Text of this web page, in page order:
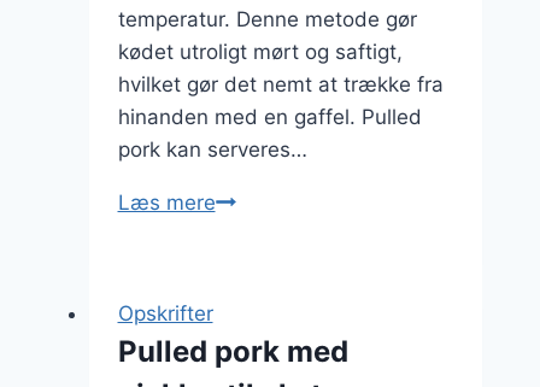
temperatur. Denne metode gør
kødet utroligt mørt og saftigt,
hvilket gør det nemt at trække fra
hinanden med en gaffel. Pulled
pork kan serveres…
Læs merePulled
en
Opskrifter
Pulled pork med